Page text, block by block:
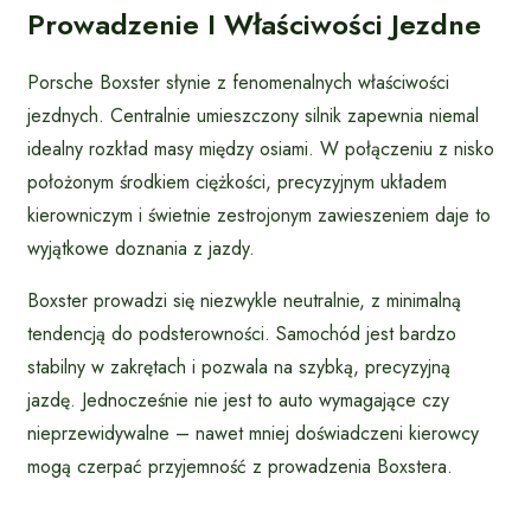
Prowadzenie I Właściwości Jezdne
Porsche Boxster słynie z fenomenalnych właściwości
jezdnych. Centralnie umieszczony silnik zapewnia niemal
idealny rozkład masy między osiami. W połączeniu z nisko
położonym środkiem ciężkości, precyzyjnym układem
kierowniczym i świetnie zestrojonym zawieszeniem daje to
wyjątkowe doznania z jazdy.
Boxster prowadzi się niezwykle neutralnie, z minimalną
tendencją do podsterowności. Samochód jest bardzo
stabilny w zakrętach i pozwala na szybką, precyzyjną
jazdę. Jednocześnie nie jest to auto wymagające czy
nieprzewidywalne – nawet mniej doświadczeni kierowcy
mogą czerpać przyjemność z prowadzenia Boxstera.